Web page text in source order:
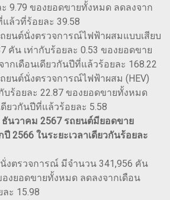
9.79 ของยอดขายทั้งหมด ลดลงจาก
ล้วที่ร้อยละ 39.58
ยนต์นั่งตรวจการณ์ไฟฟ้าผสมแบบเสียบ
คัน เท่ากับร้อยละ 0.53 ของยอดขาย
กเดือนเดียวกันปีที่แล้วร้อยละ 168.22
ยนต์นั่งตรวจการณ์ไฟฟ้าผสม (HEV)
บร้อยละ 22.87 ของยอดขายทั้งหมด
ยวกันปีที่แล้วร้อยละ 5.58
นวาคม 2567 รถยนต์มียอดขาย
2566 ในระยะเวลาเดียวกันร้อยละ
งตรวจการณ์ มีจำนวน 341,956 คัน
องยอดขายทั้งหมด ลดลงจากเดือน
ะ 15.98